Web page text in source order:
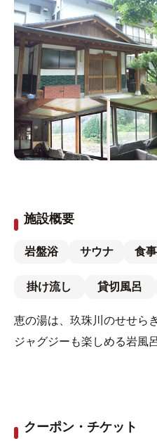
施設概要
岩盤浴 サウナ 食事
掛け流し 貸切風呂
恵の湯は、玖珠川のせせら
ジャグジーも楽しめる岩風
クーポン・チケット